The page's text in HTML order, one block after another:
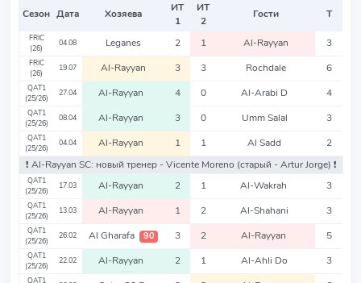
Сезон Дата Хозяева
ИТ
1
ИТ
2
Гости Т
FRIC
(26)
04.08 Leganes 2 1 Al-Rayyan 3
FRIC
(26)
19.07 Al-Rayyan 3 3 Rochdale 6
QAT1
(25/26)
27.04 Al-Rayyan 4 0 Al-Arabi D 4
QAT1
(25/26)
08.04 Al-Rayyan 3 0 Umm Salal 3
QAT1
(25/26)
04.04 Al-Rayyan 1 1 Al Sadd
2
❗️ Al-Rayyan SC: новый тренер - Vicente Moreno (старый - Artur Jorge) ❗️
QAT1
(25/26)
17.03 Al-Rayyan 2 1 Al-Wakrah 3
QAT1
(25/26)
13.03 Al-Rayyan 1 2 Al-Shahani 3
QAT1
(25/26)
26.02 Al Gharafa 90 3 2 Al-Rayyan 5
QAT1
(25/26)
22.02 Al-Rayyan 2 1 Al-Ahli Do 3
QAT1